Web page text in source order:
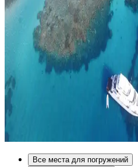
Все места для погружений